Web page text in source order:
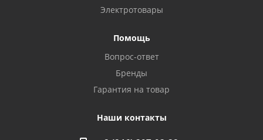
Азнакаево, ул. Булгар, 2. ТЦ "Акчарлак"
Стерлитамак, ул. Вокзальная, 13
Электротовары
Помощь
Вопрос-ответ
Бренды
Гарантия на товар
Наши контакты